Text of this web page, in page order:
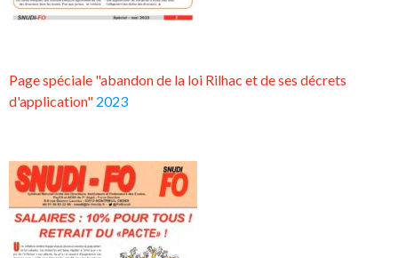
Page spéciale "abandon de la loi Rilhac et de ses décrets
d'application" 2023